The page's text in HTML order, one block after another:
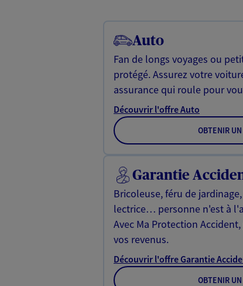
Auto
Fan de longs voyages ou
protégé. Assurez votre
assurance qui roule pour
Découvrir l'offre Auto
OBTENIR
Garantie
Bricoleuse, féru de
lectrice… personne n'est à
Avec Ma Protection
vos revenus.
Découvrir l'offre Garantie
OBTENIR